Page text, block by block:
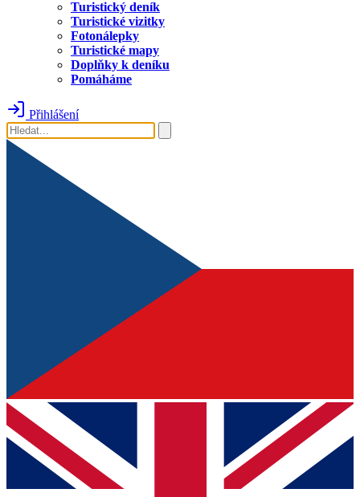
Turistický deník
Turistické vizitky
Fotonálepky
Turistické mapy
Doplňky k deníku
Pomáháme
Přihlášení